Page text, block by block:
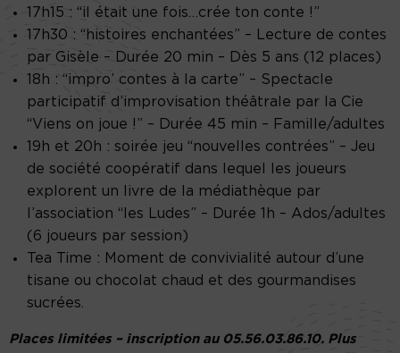
17h15 : “il était une fois…crée ton conte !”
17h30 : “histoires enchantées” – Lecture de contes
par Gisèle – Durée 20 min – Dès 5 ans (12 places)
18h : “impro’ contes à la carte” – Spectacle
participatif d’improvisation théâtrale par la Cie
“Viens on joue !” – Durée 45 min – Famille/adultes
19h et 20h : soirée jeu “nouvelles contrées” – Jeu
de société coopératif dans lequel les joueurs
explorent un livre de la médiathèque par
l’association “les Ludes” – Durée 1h – Ados/adultes
(6 joueurs par session)
Tea Time : Moment de convivialité autour d’une
tisane ou chocolat chaud et des gourmandises
sucrées.
Places limitées – inscription au 05.56.03.86.10. Plus